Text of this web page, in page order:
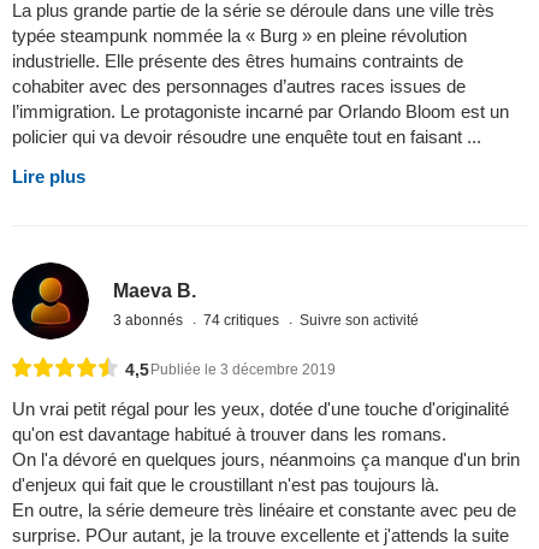
La plus grande partie de la série se déroule dans une ville très
typée steampunk nommée la « Burg » en pleine révolution
industrielle. Elle présente des êtres humains contraints de
cohabiter avec des personnages d’autres races issues de
l’immigration. Le protagoniste incarné par Orlando Bloom est un
policier qui va devoir résoudre une enquête tout en faisant ...
Lire plus
Maeva B.
3 abonnés 74 critiques Suivre son activité
4,5 Publiée le 3 décembre 2019
Un vrai petit régal pour les yeux, dotée d'une touche d'originalité
qu'on est davantage habitué à trouver dans les romans.
On l'a dévoré en quelques jours, néanmoins ça manque d'un brin
d'enjeux qui fait que le croustillant n'est pas toujours là.
En outre, la série demeure très linéaire et constante avec peu de
surprise. POur autant, je la trouve excellente et j'attends la suite